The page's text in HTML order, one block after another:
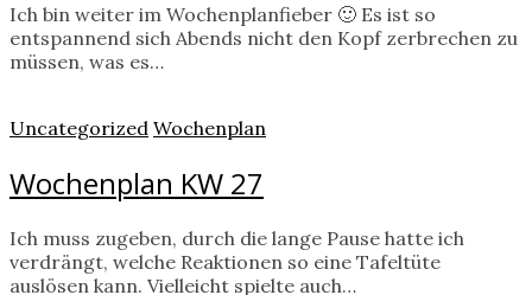
Ich bin weiter im Wochenplanfieber 🙂 Es ist so
entspannend sich Abends nicht den Kopf zerbrechen zu
müssen, was es…
Uncategorized Wochenplan
Wochenplan KW 27
Ich muss zugeben, durch die lange Pause hatte ich
verdrängt, welche Reaktionen so eine Tafeltüte
auslösen kann. Vielleicht spielte auch…